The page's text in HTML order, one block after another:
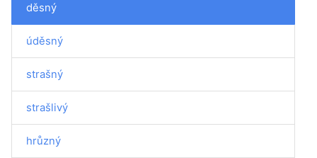
děsný
úděsný
strašný
strašlivý
hrůzný